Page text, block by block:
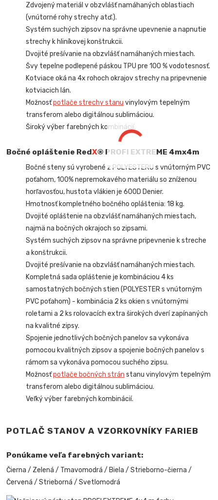
Zdvojený materiál v obzvlášť namáhaných oblastiach
(vnútorné rohy strechy atď.).
Systém suchých zipsov na správne upevnenie a napnutie
strechy k hliníkovej konštrukcii.
Dvojité prešívanie na obzvlášť namáhaných miestach.
Švy tepelne podlepené páskou TPU pre 100 % vodotesnosť.
Kotviace oká na 4x rohoch okrajov strechy na pripevnenie
kotviacich lán.
Možnosťpotlače strechy stanu vinylovým tepelným
transferom alebo digitálnou sublimáciou.
Široký výber farebných kombinácií.
Bočné opláštenie RedX® PROFI EXTREME 4mx4m
Bočné steny sú vyrobené z POLYESTERU s vnútorným PVC
poťahom, 100% nepremokavého materiálu so zníženou
horľavosťou, hustota vlákien je 600D Denier.
Hmotnosť kompletného bočného opláštenia: 18 kg.
Dvojité opláštenie na obzvlášť namáhaných miestach,
najmä na bočných okrajoch so zipsami.
Systém suchých zipsov na správne pripevnenie k streche
a konštrukcii.
Dvojité prešívanie na obzvlášť namáhaných miestach.
Kompletná sada opláštenie je kombináciou 4 ks
samostatných bočných stien (POLYESTER s vnútorným
PVC poťahom) - kombinácia 2 ks okien s vnútornými
roletami a 2 ks rolovacích extra širokých dverí zapínaných
na kvalitné zipsy.
Spojenie jednotlivých bočných panelov sa vykonáva
pomocou kvalitných zipsov a spojenie bočných panelov s
rámom sa vykonáva pomocou suchého zipsu.
Možnosťpotlače bočných strán stanu vinylovým tepelným
transferom alebo digitálnou sublimáciou.
Veľký výber farebných kombinácií.
POTLAČ STANOV A VZORKOVNÍKY FARIEB
Ponúkame veľa farebných variant:
Čierna / Zelená / Tmavomodrá / Biela / Strieborno-čierna /
Červená / Strieborná / Svetlomodrá